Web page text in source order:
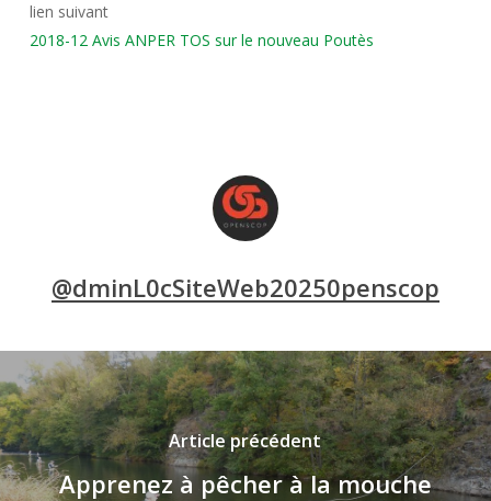
lien suivant
2018-12 Avis ANPER TOS sur le nouveau Poutès
@dminL0cSiteWeb20250penscop
Article précédent
Apprenez à pêcher à la mouche